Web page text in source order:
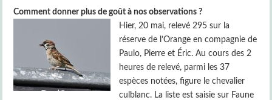
Comment donner plus de goût à nos observations ?
Hier, 20 mai, relevé 295 sur la
réserve de l’Orange en compagnie de
Paulo, Pierre et Éric. Au cours des 2
heures de relevé, parmi les 37
espèces notées, figure le chevalier
culblanc. La liste est saisie sur Faune